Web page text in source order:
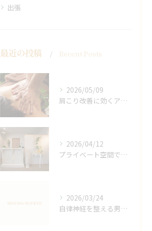
出張
最近の投稿 Recent Posts
2026/05/09
肩こり改善に効くアロマリンパの手技と効果
2026/04/12
プライベート空間で極上アロマリンパケアの効果
2026/03/24
自律神経を整える男性オイルマッサージ